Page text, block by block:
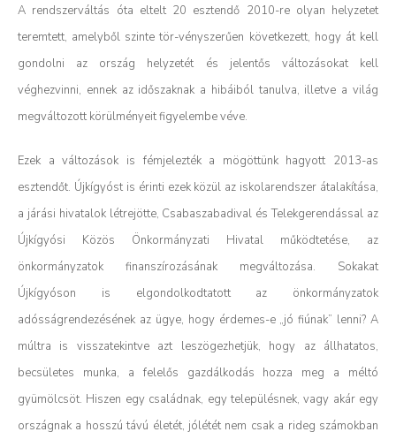
A rendszerváltás óta eltelt 20 esztendő 2010-re olyan helyzetet
teremtett, amelyből szinte tör-vényszerűen következett, hogy át kell
gondolni az ország helyzetét és jelentős változásokat kell
véghezvinni, ennek az időszaknak a hibáiból tanulva, illetve a világ
megváltozott körülményeit figyelembe véve.
Ezek a változások is fémjelezték a mögöttünk hagyott 2013-as
esztendőt. Újkígyóst is érinti ezek közül az iskolarendszer átalakítása,
a járási hivatalok létrejötte, Csabaszabadival és Telekgerendással az
Újkígyósi Közös Önkormányzati Hivatal működtetése, az
önkormányzatok finanszírozásának megváltozása. Sokakat
Újkígyóson is elgondolkodtatott az önkormányzatok
adósságrendezésének az ügye, hogy érdemes-e „jó fiúnak” lenni? A
múltra is visszatekintve azt leszögezhetjük, hogy az állhatatos,
becsületes munka, a felelős gazdálkodás hozza meg a méltó
gyümölcsöt. Hiszen egy családnak, egy településnek, vagy akár egy
országnak a hosszú távú életét, jólétét nem csak a rideg számokban